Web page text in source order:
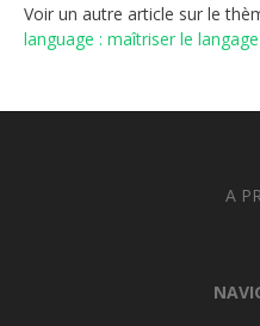
Voir un autre article sur le
language : maîtriser le
A